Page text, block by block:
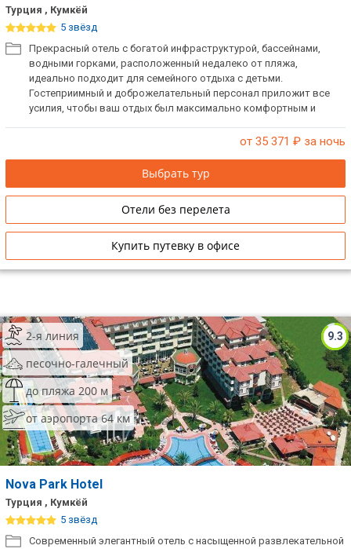
Турция , Кумкёй
5 звёзд
Прекрасный отель с богатой инфраструктурой, бассейнами,
водными горками, расположенный недалеко от пляжа,
идеально подходит для семейного отдыха с детьми.
Гостеприимный и доброжелательный персонал приложит все
усилия, чтобы ваш отдых был максимально комфортным и
от 35 371 ₽ за ночь
Выбрать тур
Отели без перелета
Купить путевку в офисе
9.3
2-я линия
песочно-галечный
до пляжа 200 м
от аэропорта 64 км
Nova Park Hotel
Турция , Кумкёй
5 звёзд
Современный элегантный отель с насыщенной развлекательной